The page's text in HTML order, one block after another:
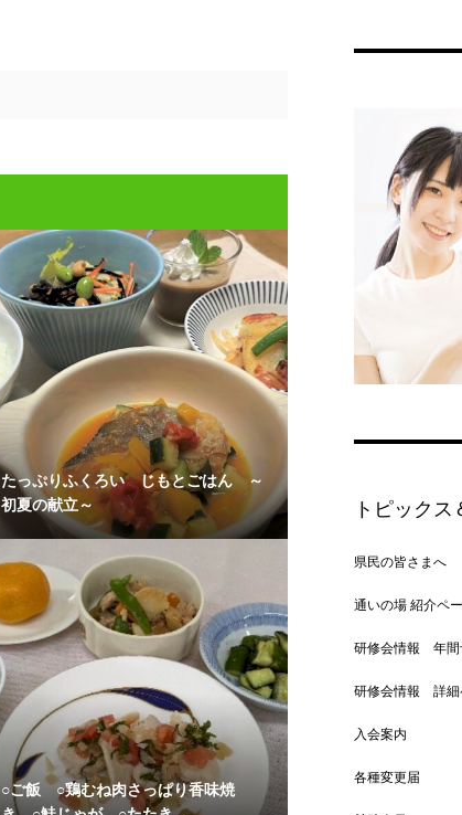
たっぷりふくろい じもとごはん ～
初夏の献立～
○ご飯 ○鶏むね肉さっぱり香味焼
トピック
県民の皆さまへ
通いの場 紹介ペ
研修会情報 年間
研修会情報 詳細
入会案内
各種変更届